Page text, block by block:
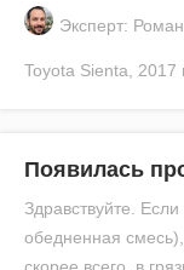
Эксперт:
Toyota Sienta 2017
Появилась
Здравствуйте.
обедненная смесь),